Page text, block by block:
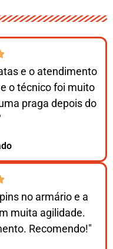
e o atendimento
o técnico foi muito
praga depois do
no armário e a
muita agilidade.
Recomendo!"